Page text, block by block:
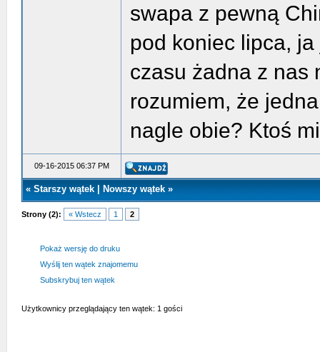
swapa z pewną
pod koniec lipca,
czasu żadna z nas
rozumiem, że
nagle obie? Ktoś
09-16-2015 06:37 PM
« Starszy wątek| Nowszy wątek»
Strony (2): « Wstecz 1 2
Pokaż wersję do druku
Wyślij ten wątek znajomemu
Subskrybuj ten wątek
Użytkownicy przeglądający ten wątek: 1 gości